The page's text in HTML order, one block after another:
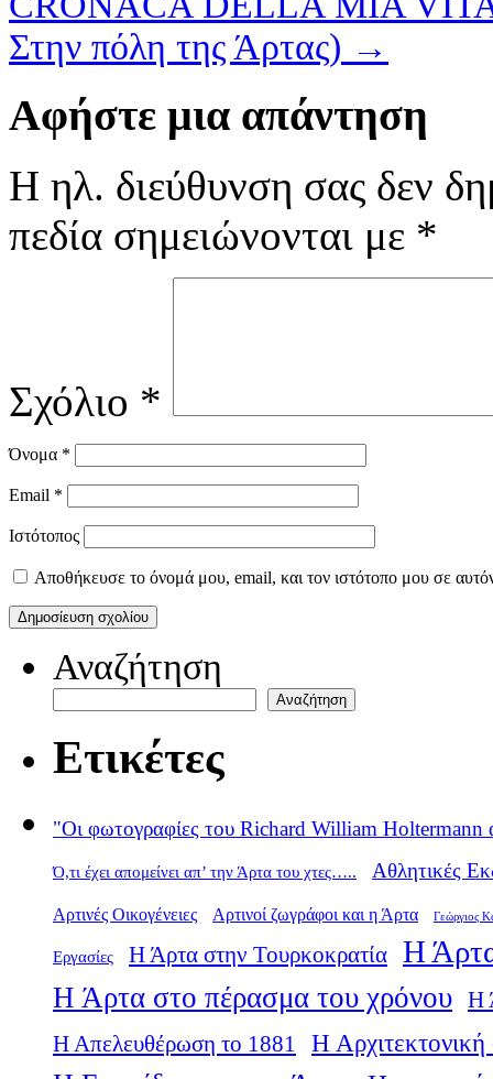
Στην πόλη της Άρτας) →
Αφήστε μια απάντηση
Η ηλ. διεύθυνση σας δεν
πεδία σημειώνονται με *
Σχόλιο *
Όνομα *
Email *
Ιστότοπος
Αποθήκευσε το όνομά μου, email, και τον ιστότοπο μου σε
Αναζήτηση
Αναζήτηση
Ετικέτες
"Οι φωτογραφίες του Richard William Holtermann
Ό,τι έχει απομείνει απ’ την Άρτα του χτες….. Αθλητικές
Αρτινές Οικογένειες Αρτινοί ζωγράφοι και η Άρτα Γεώργιος
Εργασίες Η Άρτα στην Τουρκοκρατία Η
Η Άρτα στο πέρασμα του χρόνου Η
Η Απελευθέρωση το 1881
Η